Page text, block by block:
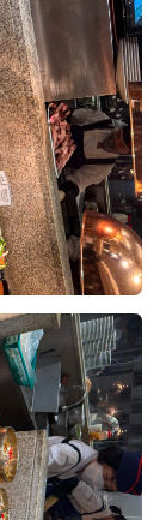
식고 부족한 메
르게 정리해 주
기대됩니다!
+8
0
유를 남겨봐요.
전문성도 있으
기 쉽게 설명해
메이크업까지
점이었어요. 저